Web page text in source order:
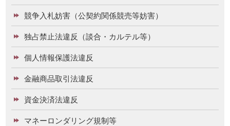
競争入札妨害（公契約関係競売等妨害）
独占禁止法違反（談合・カルテル等）
個人情報保護法違反
金融商品取引法違反
資金決済法違反
マネーロンダリング規制等